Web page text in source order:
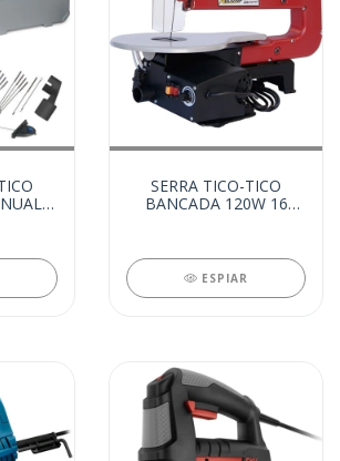
SERRA TICO-TICO
BANCADA 120W 16
ESPIAR